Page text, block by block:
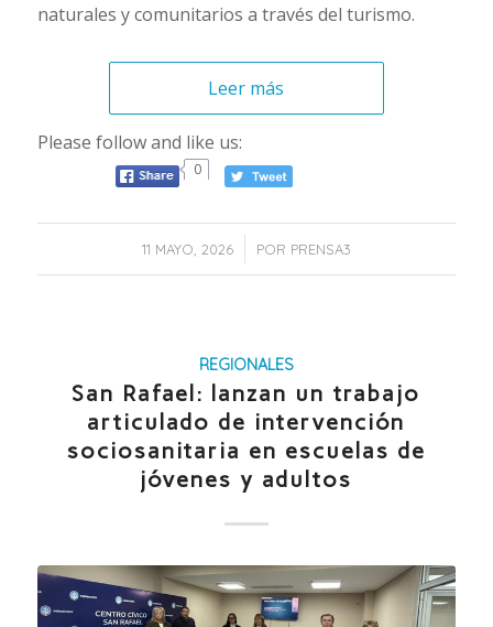
naturales y comunitarios a través del turismo.
Leer más
Please follow and like us:
0
11 MAYO, 2026
/ POR PRENSA3
REGIONALES
San Rafael: lanzan un trabajo
articulado de intervención
sociosanitaria en escuelas de
jóvenes y adultos